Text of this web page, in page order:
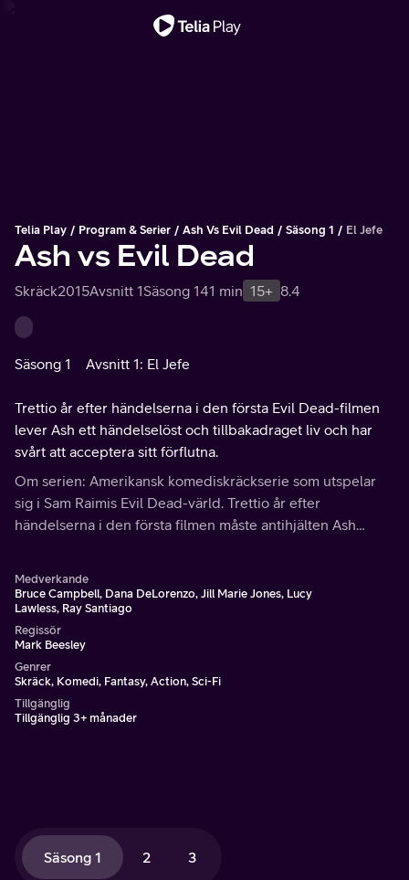
Telia Play Program & Serier Ash Vs Evil Dead Säsong 1 El Jefe
Ash vs Evil Dead
Skräck2015Avsnitt 1Säsong 141 min 15+ 8.4
Säsong 1 Avsnitt 1: El Jefe
Trettio år efter händelserna i den första Evil Dead-filmen
lever Ash ett händelselöst och tillbakadraget liv och har
svårt att acceptera sitt förflutna.
Om serien: Amerikansk komediskräckserie som utspelar
sig i Sam Raimis Evil Dead-värld. Trettio år efter
händelserna i den första filmen måste antihjälten Ash
Medverkande
Bruce Campbell, Dana DeLorenzo, Jill Marie Jones, Lucy
Lawless, Ray Santiago
Regissör
Mark Beesley
Genrer
Skräck, Komedi, Fantasy, Action, Sci-Fi
Tillgänglig
Tillgänglig 3+ månader
Säsong 1 2 3